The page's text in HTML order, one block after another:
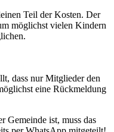
Teil der Kosten. Der
möglichst vielen Kindern
dass nur Mitglieder den
eine Rückmeldung
Gemeinde ist, muss das